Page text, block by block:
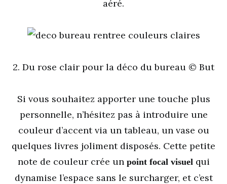
aéré.
2. Du rose clair pour la déco du bureau © But
Si vous souhaitez apporter une touche plus
personnelle, n’hésitez pas à introduire une
couleur d’accent via un tableau, un vase ou
quelques livres joliment disposés. Cette petite
note de couleur crée un point focal visuelqui
dynamise l’espace sans le surcharger, et c’est